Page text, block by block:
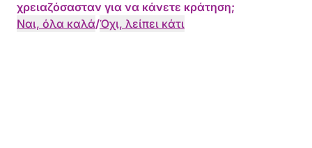
χρειαζόσασταν για να κάνετε κράτηση;
Ναι, όλα καλά/Όχι, λείπει κάτι